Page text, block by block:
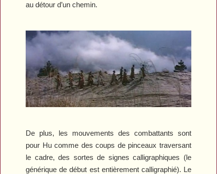
au détour d’un chemin.
De plus, les mouvements des combattants sont
pour Hu comme des coups de pinceaux traversant
le cadre, des sortes de signes calligraphiques (le
générique de début est entièrement calligraphié). Le